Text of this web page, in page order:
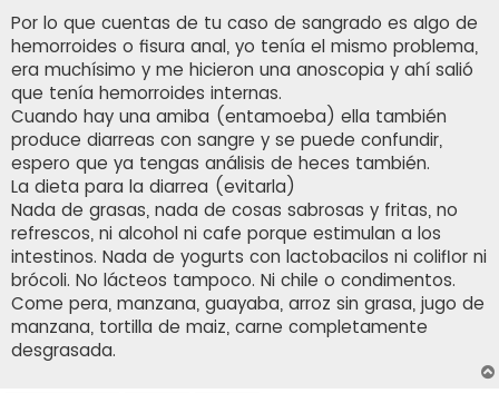
n
s
a
j
e
Por lo que cuentas de tu caso de sangrado es algo de
hemorroides o fisura anal, yo tenía el mismo problema,
era muchísimo y me hicieron una anoscopia y ahí salió
que tenía hemorroides internas.
Cuando hay una amiba (entamoeba) ella también
produce diarreas con sangre y se puede confundir,
espero que ya tengas análisis de heces también.
La dieta para la diarrea (evitarla)
Nada de grasas, nada de cosas sabrosas y fritas, no
refrescos, ni alcohol ni cafe porque estimulan a los
intestinos. Nada de yogurts con lactobacilos ni coliflor ni
brócoli. No lácteos tampoco. Ni chile o condimentos.
Come pera, manzana, guayaba, arroz sin grasa, jugo de
manzana, tortilla de maiz, carne completamente
desgrasada.